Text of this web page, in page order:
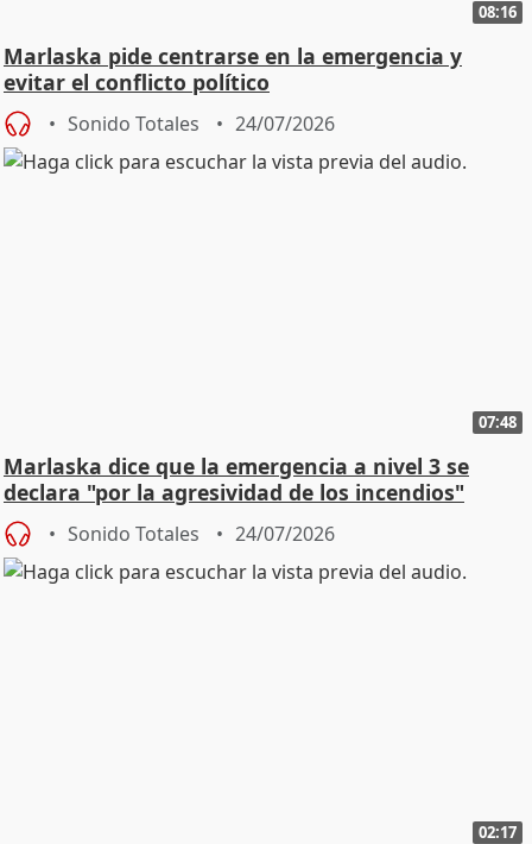
08:16
Marlaska pide centrarse en la emergencia y
evitar el conflicto político
Sonido Totales 24/07/2026
07:48
Marlaska dice que la emergencia a nivel 3 se
declara "por la agresividad de los incendios"
Sonido Totales 24/07/2026
02:17